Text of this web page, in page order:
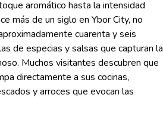
aromático hasta la intensidad
más de un siglo en Ybor City, no
cuarenta y seis
de especias y salsas que capturan la
Muchos visitantes descubren que
directamente a sus cocinas,
y arroces que evocan las